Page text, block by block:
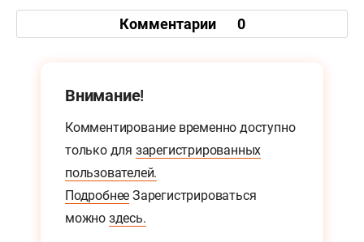
Комментарии 0
Внимание!
Комментирование временно доступно
только для зарегистрированных
пользователей.
Подробнее Зарегистрироваться
можно здесь.